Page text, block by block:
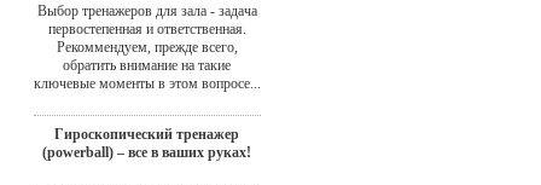
Выбор тренажеров для зала - задача
первостепенная и ответственная.
Рекоммендуем, прежде всего,
обратить внимание на такие
ключевые моменты в этом вопросе...
Гироскопический тренажер
(powerball) – все в ваших руках!